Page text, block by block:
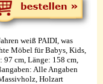
weiß PAIDI, was
Möbel für Babys, Kids,
97 cm, Länge: 158 cm,
Alle Angaben
Holzart